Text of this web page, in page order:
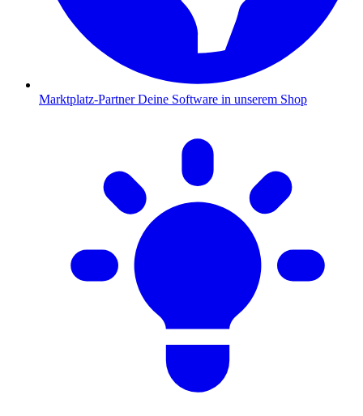
Marktplatz-Partner Deine Software in unserem Shop